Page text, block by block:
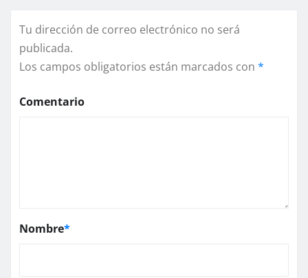
Tu dirección de correo electrónico no será
publicada.
Los campos obligatorios están marcados con *
Comentario
Nombre*